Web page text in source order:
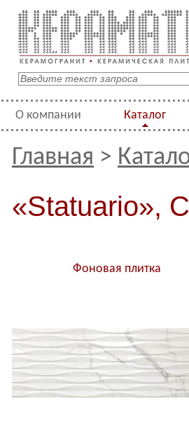
О компании Каталог
Главная >
«Statuario»,
Фоновая плитка